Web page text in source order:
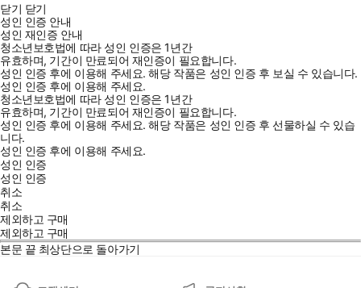
닫기 닫기
성인 인증 안내
성인 재인증 안내
청소년보호법에 따라 성인 인증은 1년간
유효하며, 기간이 만료되어 재인증이 필요합니다.
성인 인증 후에 이용해 주세요.해당 작품은 성인 인증 후 보실 수 있습니다.
성인 인증 후에 이용해 주세요.
청소년보호법에 따라 성인 인증은 1년간
유효하며, 기간이 만료되어 재인증이 필요합니다.
성인 인증 후에 이용해 주세요.해당 작품은 성인 인증 후 선물하실 수 있습
니다.
성인 인증 후에 이용해 주세요.
성인 인증
성인 인증
취소
취소
제외하고 구매
제외하고 구매
본문 끝 최상단으로 돌아가기